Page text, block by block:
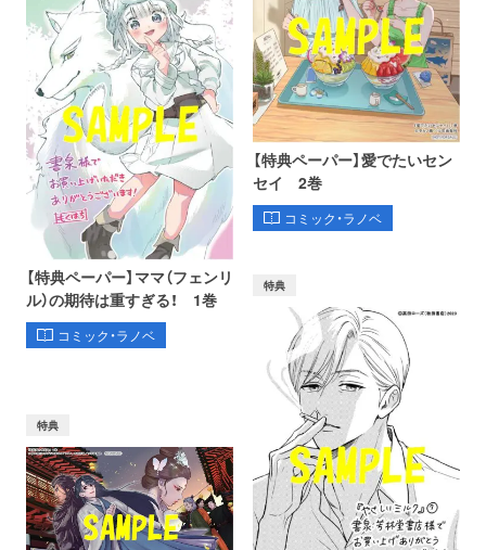
【特典ペーパー】ママ（フェンリ
ル）の期待は重すぎる！ 1巻
コミック・ラノベ
【特典ペーパー】愛でたいセン
セイ 2巻
コミック・ラノベ
特典
特典